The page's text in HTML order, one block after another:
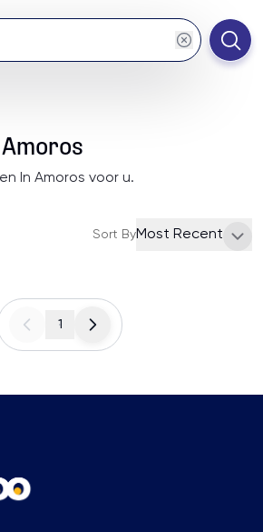
Amoros
In Amoros voor u.
Sort ByMost Recent
1